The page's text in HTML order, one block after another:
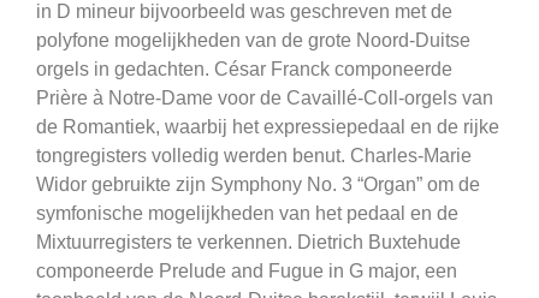
in D mineur bijvoorbeeld was geschreven met de
polyfone mogelijkheden van de grote Noord-Duitse
orgels in gedachten. César Franck componeerde
Prière à Notre-Dame voor de Cavaillé-Coll-orgels van
de Romantiek, waarbij het expressiepedaal en de rijke
tongregisters volledig werden benut. Charles-Marie
Widor gebruikte zijn Symphony No. 3 “Organ” om de
symfonische mogelijkheden van het pedaal en de
Mixtuurregisters te verkennen. Dietrich Buxtehude
componeerde Prelude and Fugue in G major, een